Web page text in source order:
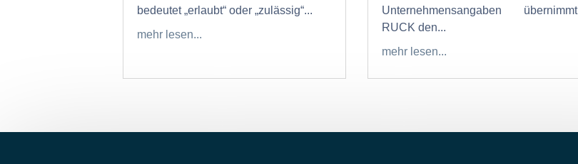
bedeutet „erlaubt“ oder „zulässig“...
mehr lesen...
Unternehmensangaben übernimmt
RUCK den...
mehr lesen...